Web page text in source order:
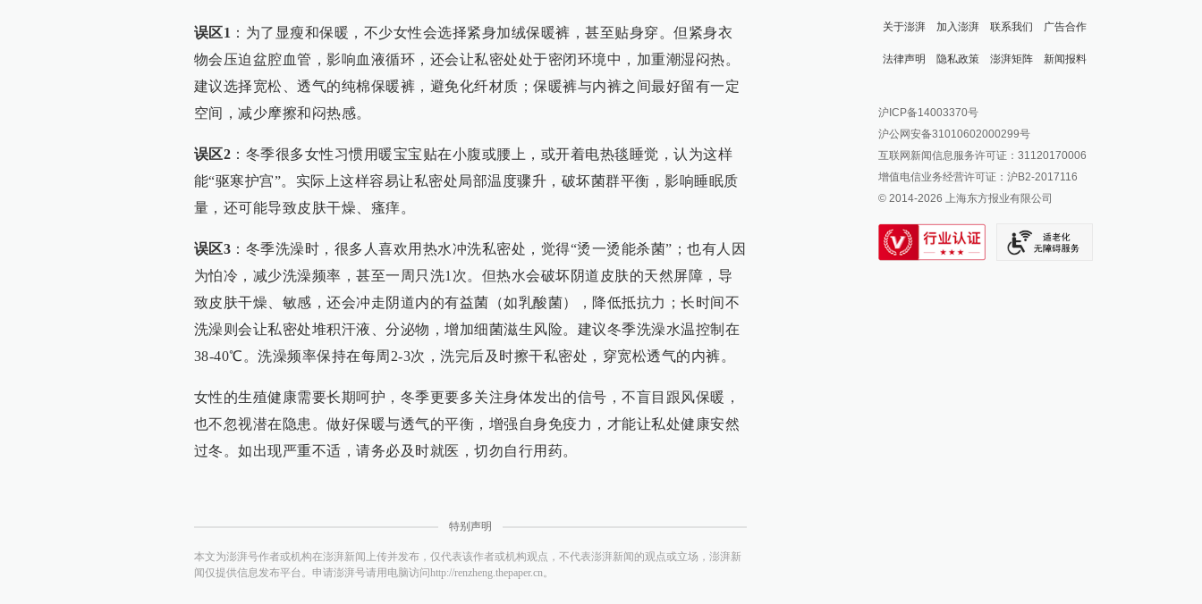
误区1 ：为了显瘦和保暖，不少女性会选择紧身加绒保暖裤，甚至贴身穿。但紧身衣
物会压迫盆腔血管，影响血液循环，还会让私密处处于密闭环境中，加重潮湿闷热。
建议选择宽松、透气的纯棉保暖裤，避免化纤材质；保暖裤与内裤之间最好留有一定
空间，减少摩擦和闷热感。
误区2 ：冬季很多女性习惯用暖宝宝贴在小腹或腰上，或开着电热毯睡觉，认为这样
能“驱寒护宫”。实际上这样容易让私密处局部温度骤升，破坏菌群平衡，影响睡眠质
量，还可能导致皮肤干燥、瘙痒。
误区3 ：冬季洗澡时，很多人喜欢用热水冲洗私密处，觉得“烫一烫能杀菌”；也有人因
为怕冷，减少洗澡频率，甚至一周只洗1次。但热水会破坏阴道皮肤的天然屏障，导
致皮肤干燥、敏感，还会冲走阴道内的有益菌（如乳酸菌），降低抵抗力；长时间不
洗澡则会让私密处堆积汗液、分泌物，增加细菌滋生风险。建议冬季洗澡水温控制在
38-40℃。洗澡频率保持在每周2-3次，洗完后及时擦干私密处，穿宽松透气的内裤。
女性的生殖健康需要长期呵护，冬季更要多关注身体发出的信号，不盲目跟风保暖，
也不忽视潜在隐患。做好保暖与透气的平衡，增强自身免疫力，才能让私处健康安然
过冬。如出现严重不适，请务必及时就医，切勿自行用药。
特别声明
本文为澎湃号作者或机构在澎湃新闻上传并发布，仅代表该作者或机构观点，不代表澎湃新闻的观点或立场，澎湃新
闻仅提供信息发布平台。申请澎湃号请用电脑访问http://renzheng.thepaper.cn。
关于澎湃 加入澎湃 联系我们 广告合作
法律声明 隐私政策 澎湃矩阵
澎湃新闻公众号
澎湃新闻抖音号
派生万物开放平台
IP SHANGHAI
SIXTH TONE
新闻报料
报料邮箱: news@thepaper.cn
沪ICP备14003370号
沪公网安备31010602000299号
互联网新闻信息服务许可证：31120170006
增值电信业务经营许可证：沪B2-2017116
© 2014-2026 上海东方报业有限公司